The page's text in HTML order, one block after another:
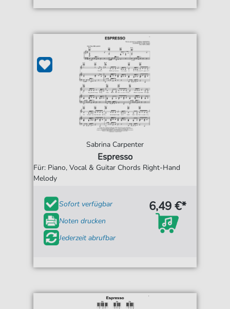
Sabrina Carpenter
Espresso
Für: Piano, Vocal & Guitar Chords Right-Hand
Melody
Sofort verfügbar
Noten drucken
Jederzeit abrufbar
6,49 €*